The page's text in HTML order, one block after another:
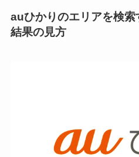
auひかりのエリアを検
結果の見方